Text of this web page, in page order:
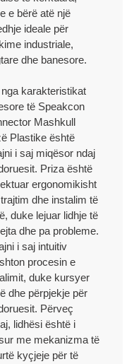
e bërë atë një
ideale për
industriale,
dhe banesore.
nga karakteristikat
të Speakcon
Mashkull
Plastike është
i saj miqësor ndaj
Priza është
ergonomikisht
dhe instalim të
duke lejuar lidhje të
dhe pa probleme.
i saj intuitiv
procesin e
duke kursyer
dhe përpjekje për
Përveç
lidhësi është i
me mekanizma të
kyçjeje për të
për të siguruar
me mbi 30 vjet përvojë në
65 i Kalifornisë.